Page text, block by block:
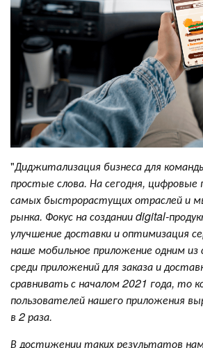
"Диджитализация бизнеса для
простые слова. На сегодня, цифровые
самых быстрорастущих отраслей и
рынка. Фокус на создании digital-
улучшение доставки и оптимизация
наше мобильное приложение одним из
среди приложений для заказа и
сравнивать с началом 2021 года, то
пользователей нашего приложения
в 2 раза.
В достижении таких результатов